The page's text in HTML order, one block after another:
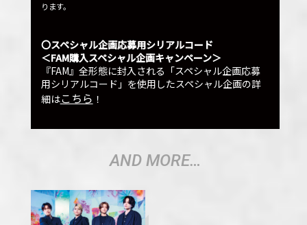
ります。
〇スペシャル企画応募用シリアルコード
＜FAM購入スペシャル企画キャンペーン＞
『FAM』全形態に封入される「スペシャル企画応募
用シリアルコード」を使用したスペシャル企画の詳
細はこちら ！
AND MORE…